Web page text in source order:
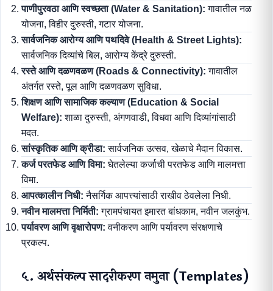
पाणीपुरवठा आणि स्वच्छता (Water & Sanitation): गावातील नळ
योजना, विहीर दुरुस्ती, गटार योजना.
सार्वजनिक आरोग्य आणि पथदिवे (Health & Street Lights):
सार्वजनिक दिव्यांचे बिल, आरोग्य केंद्रे दुरुस्ती.
रस्ते आणि दळणवळण (Roads & Connectivity): गावातील
अंतर्गत रस्ते, पूल आणि दळणवळण सुविधा.
शिक्षण आणि सामाजिक कल्याण (Education & Social
Welfare): शाळा दुरुस्ती, अंगणवाडी, विधवा आणि दिव्यांगांसाठी
मदत.
सांस्कृतिक आणि क्रीडा: सार्वजनिक उत्सव, खेळाचे मैदान विकास.
कर्ज परतफेड आणि विमा: घेतलेल्या कर्जाची परतफेड आणि मालमत्ता
विमा.
आपत्कालीन निधी: नैसर्गिक आपत्त्यांसाठी राखीव ठेवलेला निधी.
नवीन मालमत्ता निर्मिती: ग्रामपंचायत इमारत बांधकाम, नवीन जलकुंभ.
पर्यावरण आणि वृक्षारोपण: वनीकरण आणि पर्यावरण संरक्षणाचे
प्रकल्प.
५. अर्थसंकल्प सादरीकरण नमुना (Templates)